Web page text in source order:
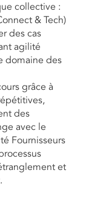
collective :
& Tech)
des cas
agilité
domaine des
grâce à
des
avec le
Fournisseurs
et